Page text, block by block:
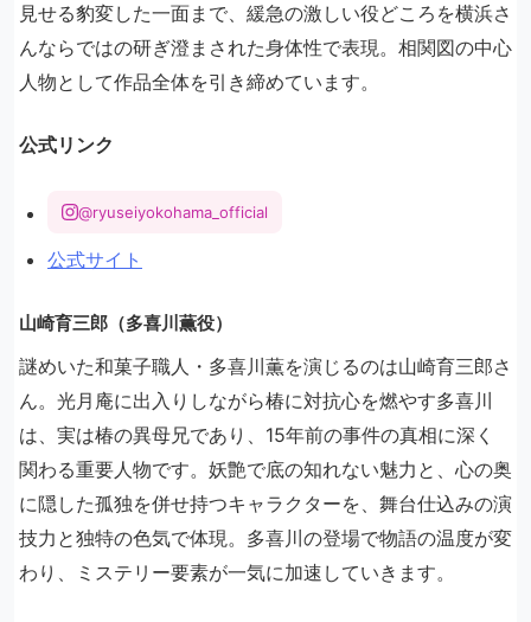
見せる豹変した一面まで、緩急の激しい役どころを横浜さ
んならではの研ぎ澄まされた身体性で表現。相関図の中心
人物として作品全体を引き締めています。
公式リンク
@ryuseiyokohama_official
公式サイト
山崎育三郎（多喜川薫役）
謎めいた和菓子職人・多喜川薫を演じるのは山崎育三郎さ
ん。光月庵に出入りしながら椿に対抗心を燃やす多喜川
は、実は椿の異母兄であり、15年前の事件の真相に深く
関わる重要人物です。妖艶で底の知れない魅力と、心の奥
に隠した孤独を併せ持つキャラクターを、舞台仕込みの演
技力と独特の色気で体現。多喜川の登場で物語の温度が変
わり、ミステリー要素が一気に加速していきます。